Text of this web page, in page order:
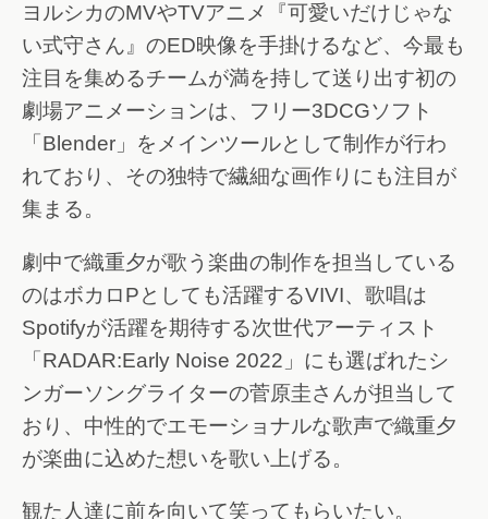
ヨルシカのMVやTVアニメ『可愛いだけじゃな
い式守さん』のED映像を手掛けるなど、今最も
注目を集めるチームが満を持して送り出す初の
劇場アニメーションは、フリー3DCGソフト
「Blender」をメインツールとして制作が行わ
れており、その独特で繊細な画作りにも注目が
集まる。
劇中で織重夕が歌う楽曲の制作を担当している
のはボカロPとしても活躍するVIVI、歌唱は
Spotifyが活躍を期待する次世代アーティスト
「RADAR:Early Noise 2022」にも選ばれたシ
ンガーソングライターの菅原圭さんが担当して
おり、中性的でエモーショナルな歌声で織重夕
が楽曲に込めた想いを歌い上げる。
観た人達に前を向いて笑ってもらいたい。